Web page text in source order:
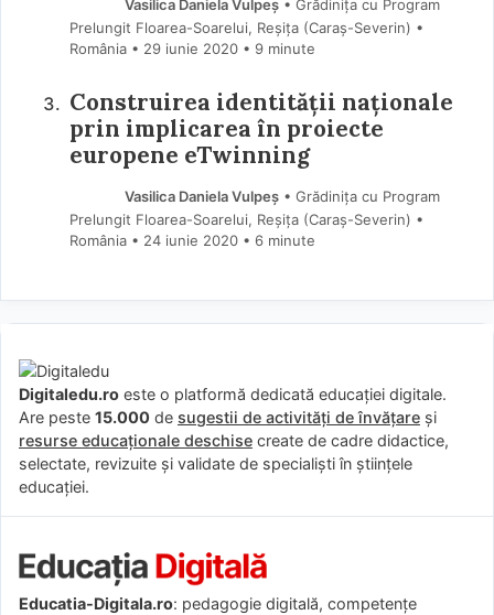
Vasilica Daniela Vulpeș• Grădinița cu Program
Prelungit Floarea-Soarelui, Reșița (Caraş-Severin) •
România
29 iunie 2020 • 9 minute
Construirea identității naționale
prin implicarea în proiecte
europene eTwinning
Vasilica Daniela Vulpeș• Grădinița cu Program
Prelungit Floarea-Soarelui, Reșița (Caraş-Severin) •
România
24 iunie 2020 • 6 minute
Digitaledu.ro este o platformă dedicată educației digitale.
Are peste 15.000 de sugestii de activități de învățare și
resurse educaționale deschise create de cadre didactice,
selectate, revizuite și validate de specialiști în științele
educației.
Educatia-Digitala.ro: pedagogie digitală, competențe